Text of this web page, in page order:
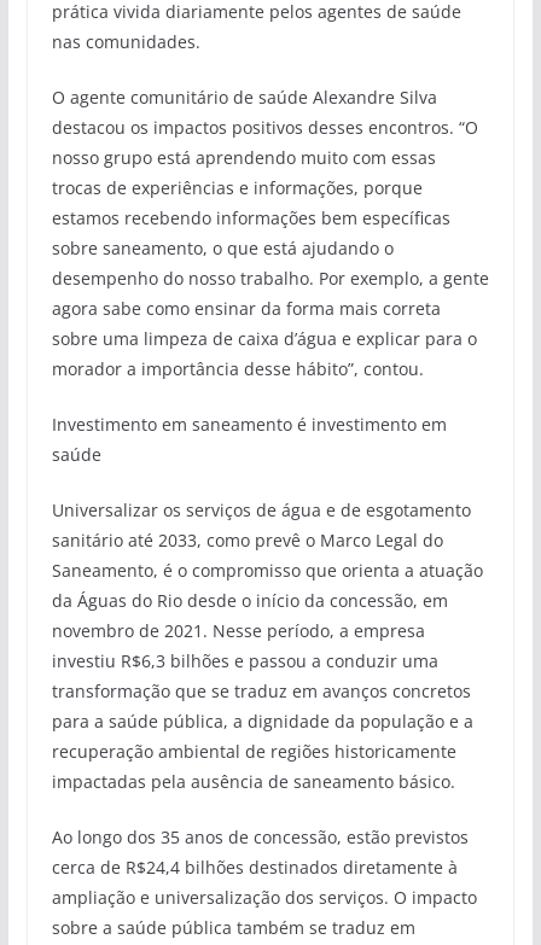
prática vivida diariamente pelos agentes de saúde
nas comunidades.
O agente comunitário de saúde Alexandre Silva
destacou os impactos positivos desses encontros. “O
nosso grupo está aprendendo muito com essas
trocas de experiências e informações, porque
estamos recebendo informações bem específicas
sobre saneamento, o que está ajudando o
desempenho do nosso trabalho. Por exemplo, a gente
agora sabe como ensinar da forma mais correta
sobre uma limpeza de caixa d’água e explicar para o
morador a importância desse hábito”, contou.
Investimento em saneamento é investimento em
saúde
Universalizar os serviços de água e de esgotamento
sanitário até 2033, como prevê o Marco Legal do
Saneamento, é o compromisso que orienta a atuação
da Águas do Rio desde o início da concessão, em
novembro de 2021. Nesse período, a empresa
investiu R$6,3 bilhões e passou a conduzir uma
transformação que se traduz em avanços concretos
para a saúde pública, a dignidade da população e a
recuperação ambiental de regiões historicamente
impactadas pela ausência de saneamento básico.
Ao longo dos 35 anos de concessão, estão previstos
cerca de R$24,4 bilhões destinados diretamente à
ampliação e universalização dos serviços. O impacto
sobre a saúde pública também se traduz em